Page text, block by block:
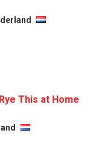
This at Home